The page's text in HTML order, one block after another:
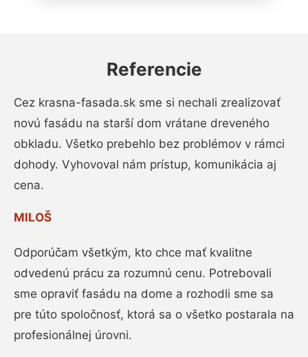
Referencie
Cez krasna-fasada.sk sme si nechali zrealizovať
novú fasádu na starší dom vrátane dreveného
obkladu. Všetko prebehlo bez problémov v rámci
dohody. Vyhovoval nám prístup, komunikácia aj
cena.
MILOŠ
Odporúčam všetkým, kto chce mať kvalitne
odvedenú prácu za rozumnú cenu. Potrebovali
sme opraviť fasádu na dome a rozhodli sme sa
pre túto spoločnosť, ktorá sa o všetko postarala na
profesionálnej úrovni.